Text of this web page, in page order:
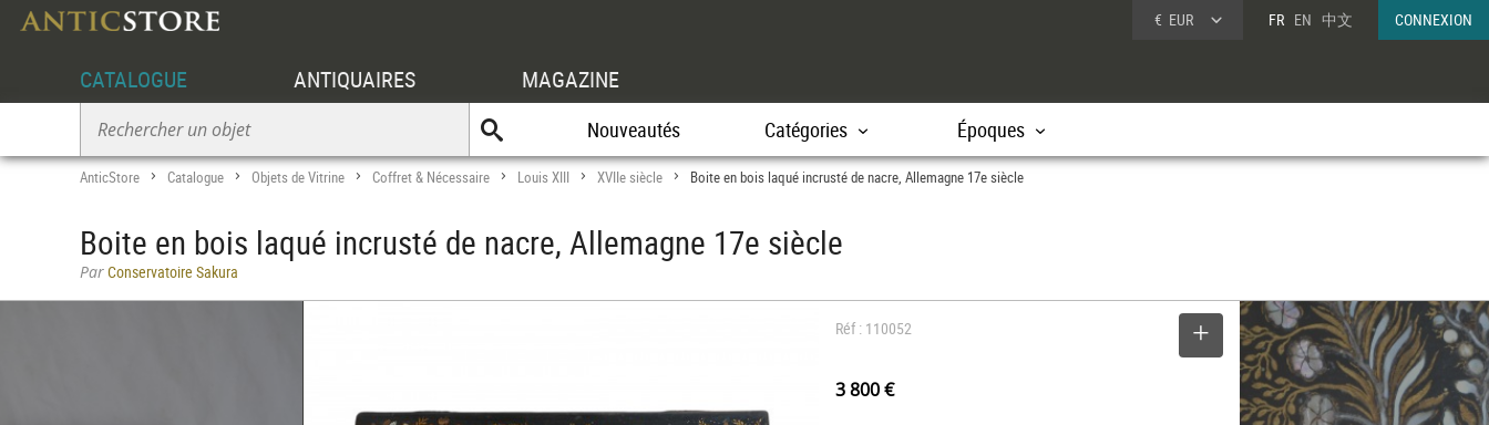
€ EUR FR EN 中文 CONNEXION
CATALOGUE ANTIQUAIRES MAGAZINE
Nouveautés Catégories Époques
AnticStore > Catalogue > Objets de Vitrine > Coffret & Nécessaire > Louis XIII > XVIIe siècle > Boite en bois laqué incrusté de nacre, Allemagne 17e siècle
Boite en bois laqué incrusté de nacre, Allemagne 17e siècle
ParConservatoire Sakura
Réf : 110052
3 800 €